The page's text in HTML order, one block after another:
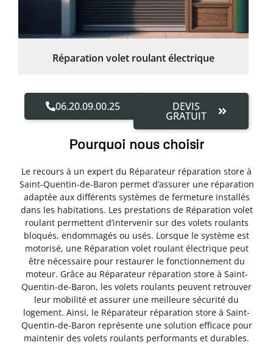
Réparation volet roulant électrique
06.20.09.00.25 DEVIS
GRATUIT
Pourquoi nous choisir
Le recours à un expert du Réparateur réparation store à
Saint-Quentin-de-Baron permet d’assurer une réparation
adaptée aux différents systèmes de fermeture installés
dans les habitations. Les prestations de Réparation volet
roulant permettent d’intervenir sur des volets roulants
bloqués, endommagés ou usés. Lorsque le système est
motorisé, une Réparation volet roulant électrique peut
être nécessaire pour restaurer le fonctionnement du
moteur. Grâce au Réparateur réparation store à Saint-
Quentin-de-Baron, les volets roulants peuvent retrouver
leur mobilité et assurer une meilleure sécurité du
logement. Ainsi, le Réparateur réparation store à Saint-
Quentin-de-Baron représente une solution efficace pour
maintenir des volets roulants performants et durables.